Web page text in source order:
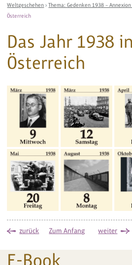
Weltgeschehen ›Thema: Gedenken 1938 –
Österreich
Das Jahr 1938 in
Österreich
zurück Zum Anfang weiter
E-Book